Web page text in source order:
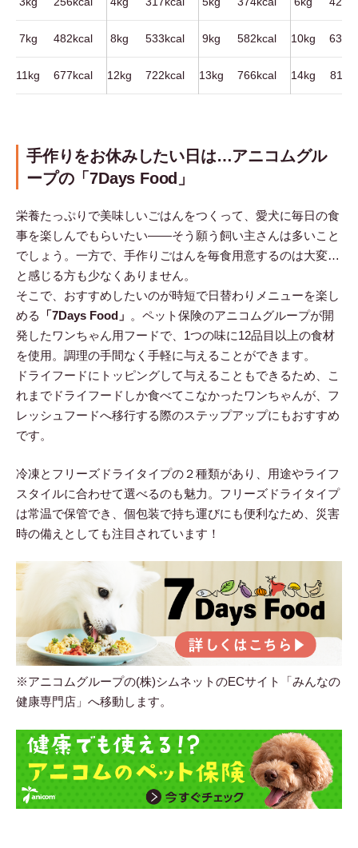
7kg 482kcal 8kg 533kcal 9kg 582kcal 10kg
11kg 677kcal 12kg 722kcal 13kg 766kcal 14kg
手作りをお休みしたい日は…アニコムグル
ープの「7Days Food」
栄養たっぷりで美味しいごはんをつくって、愛犬に毎日の食
事を楽しんでもらいたい――そう願う飼い主さんは多いこと
でしょう。一方で、手作りごはんを毎食用意するのは大変…
と感じる方も少なくありません。
そこで、おすすめしたいのが時短で日替わりメニューを楽し
める
「7Days Food」 。ペット保険のアニコムグループが開
発したワンちゃん用フードで、1つの味に12品目以上の食材
を使用。調理の手間なく手軽に与えることができます。
ドライフードにトッピングして与えることもできるため、こ
れまでドライフードしか食べてこなかったワンちゃんが、フ
レッシュフードへ移行する際のステップアップにもおすすめ
です。
冷凍とフリーズドライタイプの２種類があり、用途やライフ
スタイルに合わせて選べるのも魅力。フリーズドライタイプ
は常温で保管でき、個包装で持ち運びにも便利なため、災害
時の備えとしても注目されています！
※アニコムグループの(株)シムネットのECサイト「みんなの
健康専門店」へ移動します。